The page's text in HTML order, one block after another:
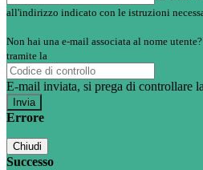
all'indirizzo indicato con le istruzioni
Non hai una e-mail associata al nome
tramite la
E-mail inviata, si prega di controllare
Errore
Chiudi
Successo